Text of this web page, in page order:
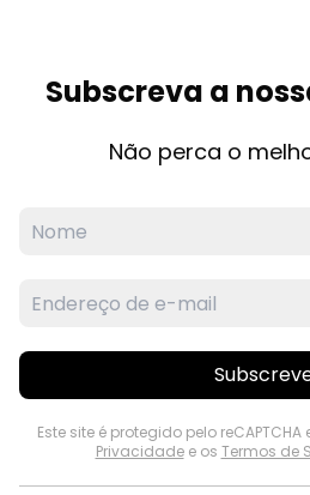
Subscreva a
Não perca o
Este site é protegido pelo
Privacidadee os Termos de